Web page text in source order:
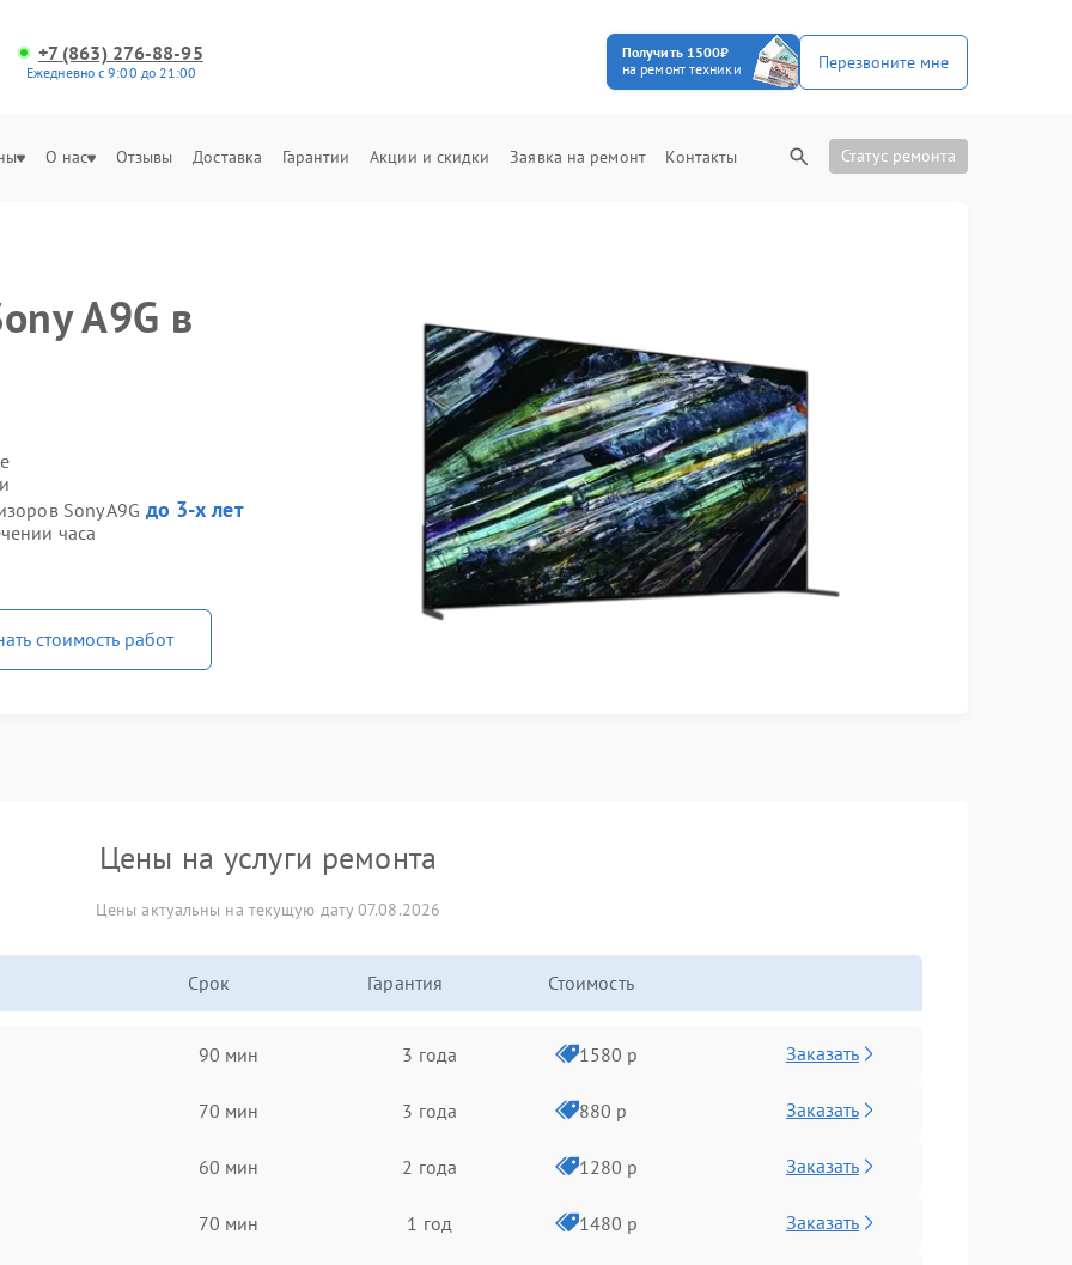
+7 (863) 276-88-95
Ежедневно с 9:00 до 21:00
Получить 1500₽
на ремонт техники
Перезвоните мне
О нас Отзывы Доставка Гарантии Акции и скидки Заявка на ремонт Контакты Статус ремонта
A9G в
Sony A9G до 3-х лет
часа
стоимость работ
Цены на услуги ремонта
Цены актуальны на текущую дату 07.08.2026
Срок Гарантия Стоимость
90 мин 3 года 1580 р Заказать
70 мин 3 года 880 р Заказать
60 мин 2 года 1280 р Заказать
70 мин 1 год 1480 р Заказать